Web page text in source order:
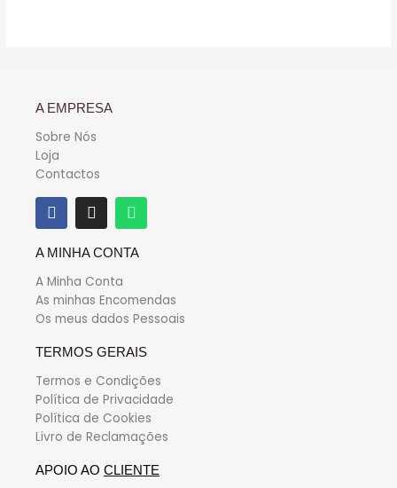
A EMPRESA
Sobre Nós
Loja
Contactos
A MINHA CONTA
A Minha Conta
As minhas Encomendas
Os meus dados Pessoais
TERMOS GERAIS
Termos e Condições
Política de Privacidade
Política de Cookies
Livro de Reclamações
APOIO AO CLIENTE